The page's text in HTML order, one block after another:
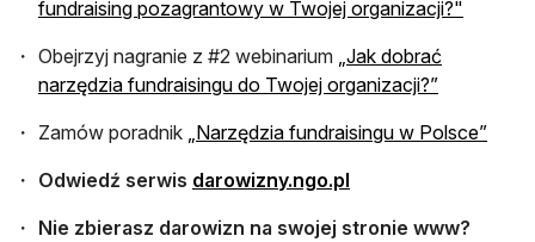
fundraising pozagrantowy w Twojej organizacji?"
Obejrzyj nagranie z #2 webinarium „Jak dobrać
narzędzia fundraisingu do Twojej organizacji?”
Zamów poradnik „Narzędzia fundraisingu w Polsce”
Odwiedź serwis darowizny.ngo.pl
Nie zbierasz darowizn na swojej stronie www?